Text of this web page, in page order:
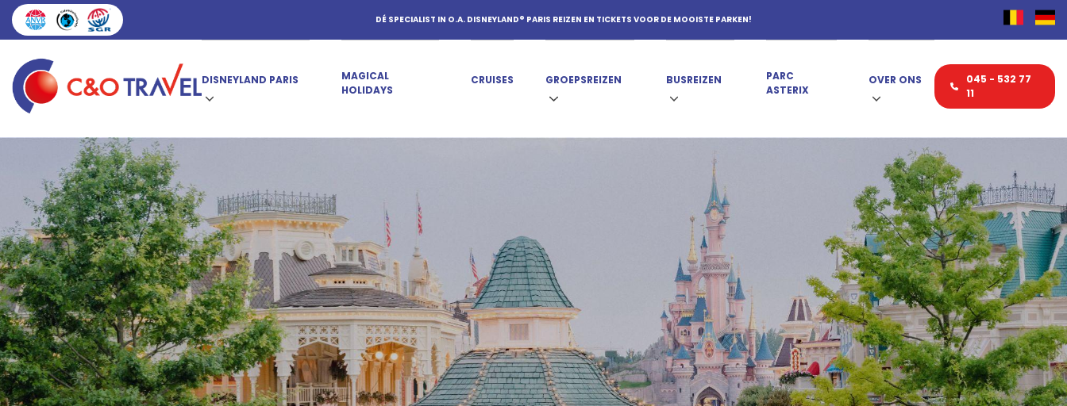
DÉ SPECIALIST IN O.A. DISNEYLAND® PARIS REIZEN EN TICKETS VOOR DE MOOISTE PARKEN!
DISNEYLAND PARIS
MAGICAL
HOLIDAYS
CRUISES GROEPSREIZEN BUSREIZEN
PARC
ASTERIX
OVER ONS
045 - 532 77
11